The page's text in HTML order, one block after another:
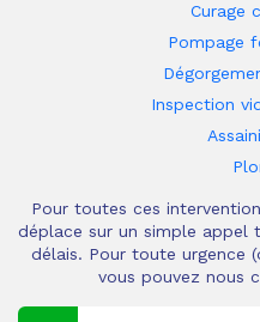
Curage
Pompage
Inspection
Pour toutes ces
déplace sur un simple appel
délais. Pour toute urgence
vous pouvez nous